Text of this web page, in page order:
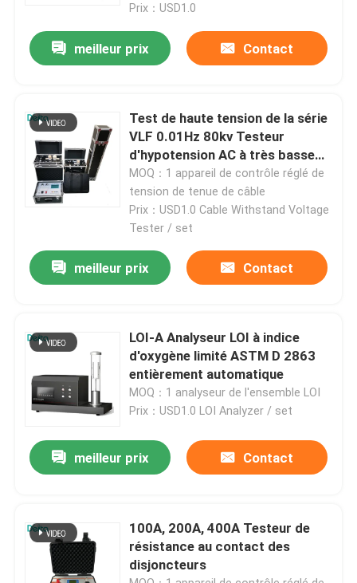
À la maison
Vidéos
Prix：USD1.0
meilleur prix Contact
Test de haute tension de la série
VLF 0.01Hz 80kv Testeur
d'hypotension AC à très basse
fréquence
MOQ：1 appareil de contrôle réglé de
tension de tenue de câble
Prix：USD1.0 Cable Withstand Voltage
Tester / set
meilleur prix Contact
LOI-A Analyseur LOI à indice
d'oxygène limité ASTM D 2863
entièrement automatique
MOQ：1 analyseur de l'ensemble LOI
Prix：USD1.0 LOI Analyzer / set
meilleur prix Contact
100A, 200A, 400A Testeur de
résistance au contact des
disjoncteurs